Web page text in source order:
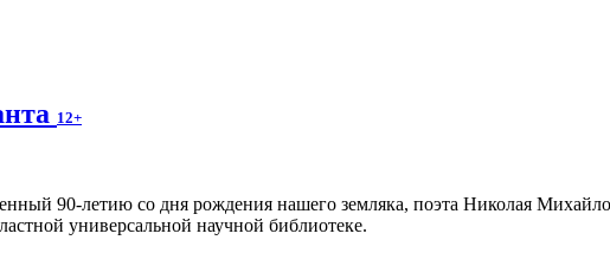
12+
90-летию со дня рождения нашего земляка, поэта Николая
универсальной научной библиотеке.